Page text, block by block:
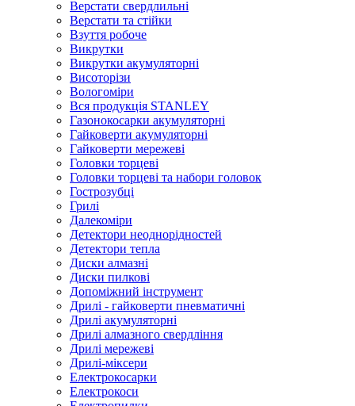
Верстати свердлильні
Верстати та стійки
Взуття робоче
Викрутки
Викрутки акумуляторні
Висоторізи
Вологоміри
Вся продукція STANLEY
Газонокосарки акумуляторні
Гайковерти акумуляторні
Гайковерти мережеві
Головки торцеві
Головки торцеві та набори головок
Гострозубці
Грилі
Далекоміри
Детектори неоднорідностей
Детектори тепла
Диски алмазні
Диски пилкові
Допоміжний інструмент
Дрилі - гайковерти пневматичні
Дрилі акумуляторні
Дрилі алмазного свердління
Дрилі мережеві
Дрилі-міксери
Електрокосарки
Електрокоси